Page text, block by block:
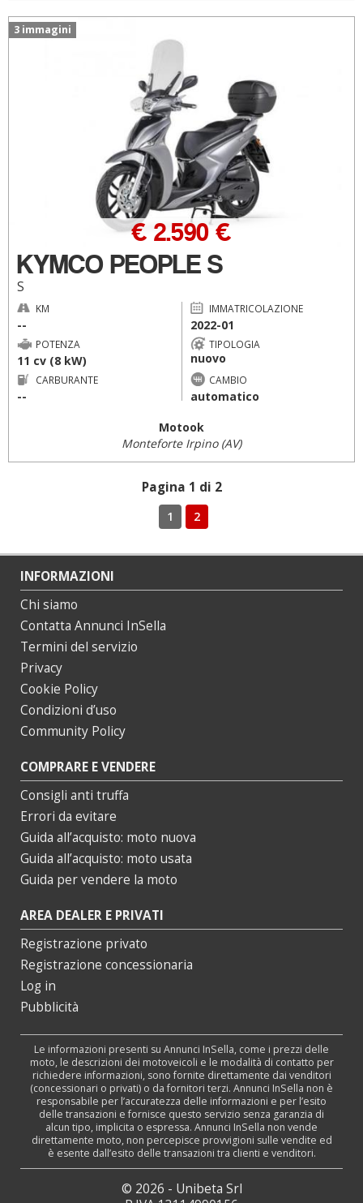
3 immagini
KYMCO PEOPLE S
S
€ 2.590 €
KM
--
IMMATRICOLAZIONE
2022-01
POTENZA
11 cv (8 kW)
TIPOLOGIA
nuovo
CARBURANTE
--
CAMBIO
automatico
Motook
Monteforte Irpino (AV)
Pagina 1 di 2
1 2
INFORMAZIONI
Chi siamo
Contatta Annunci InSella
Termini del servizio
Privacy
Cookie Policy
Condizioni d’uso
Community Policy
COMPRARE E VENDERE
Consigli anti truffa
Errori da evitare
Guida all’acquisto: moto nuova
Guida all’acquisto: moto usata
Guida per vendere la moto
AREA DEALER E PRIVATI
Registrazione privato
Registrazione concessionaria
Log in
Pubblicità
Le informazioni presenti su Annunci InSella, come i prezzi delle
moto, le descrizioni dei motoveicoli e le modalità di contatto per
richiedere informazioni, sono fornite direttamente dai venditori
(concessionari o privati) o da fornitori terzi. Annunci InSella non è
responsabile per l’accuratezza delle informazioni e per l’esito
delle transazioni e fornisce questo servizio senza garanzia di
alcun tipo, implicita o espressa. Annunci InSella non vende
direttamente moto, non percepisce provvigioni sulle vendite ed
è esente dall’esito delle transazioni tra clienti e venditori.
© 2026 - Unibeta Srl